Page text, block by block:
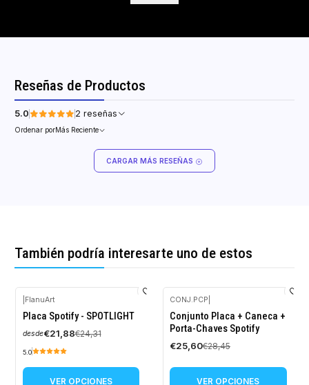
Reseñas de Productos
5.0 2 reseñas
Ordenar porMás Reciente
CARGAR MÁS RESEÑAS
También podría interesarte uno de estos
-10%
OFF
FlanuArt
Placa Spotify - SPOTLIGHT
desde€21,88€24,31
5.0
VER OPCIONES
-10%
OFF
CONJ.PCP
Conjunto Placa + Caneca +
Porta-Chaves Spotify
€25,60€28,45
VER OPCIONES